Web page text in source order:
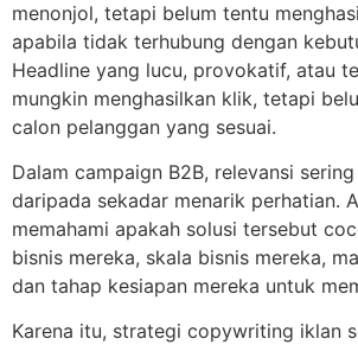
menonjol, tetapi belum tentu
apabila tidak terhubung dengan
Headline yang lucu, provokatif, atau
mungkin menghasilkan klik, tetapi
calon pelanggan yang sesuai.
Dalam campaign B2B, relevansi
daripada sekadar menarik perhatian.
memahami apakah solusi tersebut
bisnis mereka, skala bisnis mereka,
dan tahap kesiapan mereka untuk
Karena itu, strategi copywriting iklan